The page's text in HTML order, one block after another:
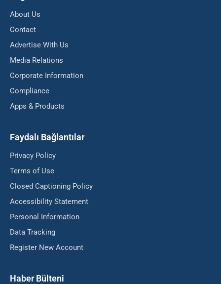
About Us
Contact
Advertise With Us
Media Relations
Corporate Information
Compliance
Apps & Products
Faydalı Bağlantılar
Privacy Policy
Terms of Use
Closed Captioning Policy
Accessibility Statement
Personal Information
Data Tracking
Register New Account
Haber Bülteni